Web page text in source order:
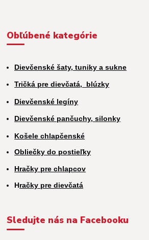
Obľúbené kategórie
Dievčenské šaty, tuniky a sukne
Tričká pre dievčatá, blúzky
Dievčenské legíny
Dievčenské pančuchy, silonky
Košele chlapčenské
Obliečky do postieľky
Hračky pre chlapcov
Hračky pre dievčatá
Sledujte nás na Facebooku